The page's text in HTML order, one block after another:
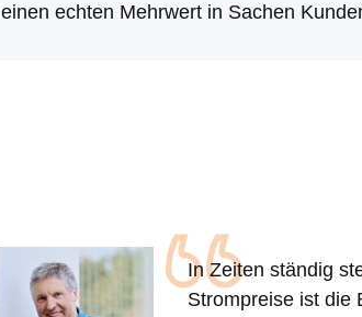
einen echten Mehrwert in Sachen
In Zeiten ständig
Strompreise ist die